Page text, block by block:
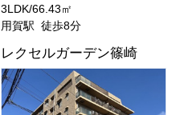
3LDK/66.43㎡
用賀駅 徒歩8分
レクセルガーデン篠崎